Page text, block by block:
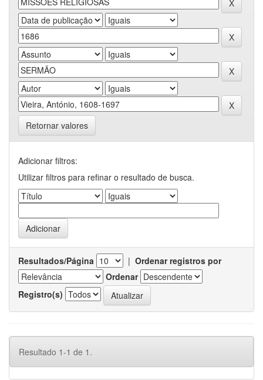
Retornar valores
Adicionar filtros:
Utilizar filtros para refinar o resultado de busca.
Resultados/Página | Ordenar registros por
Ordenar
Registro(s)
Resultado 1-1 de 1.